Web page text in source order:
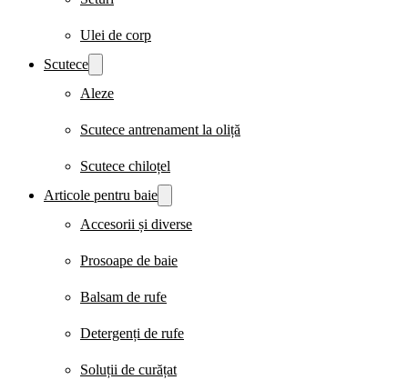
Ulei de corp
Scutece
Aleze
Scutece antrenament la oliță
Scutece chiloțel
Articole pentru baie
Accesorii și diverse
Prosoape de baie
Balsam de rufe
Detergenți de rufe
Soluții de curățat